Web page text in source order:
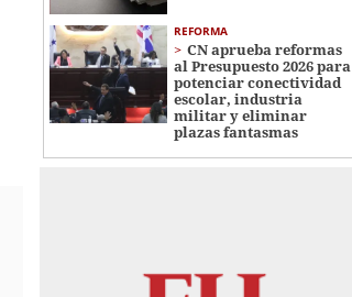
REFORMA
CN aprueba reformas
al Presupuesto 2026 para
potenciar conectividad
escolar, industria
militar y eliminar
plazas fantasmas